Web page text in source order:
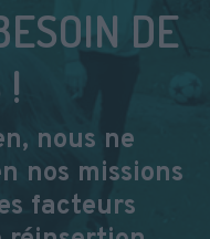
DE
!
nous ne
nos missions
facteurs